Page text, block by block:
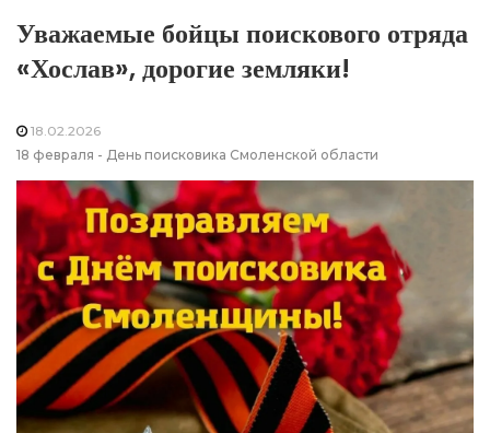
Уважаемые бойцы поискового отряда
«Хослав», дорогие земляки!
18.02.2026
18 февраля - День поисковика Смоленской области